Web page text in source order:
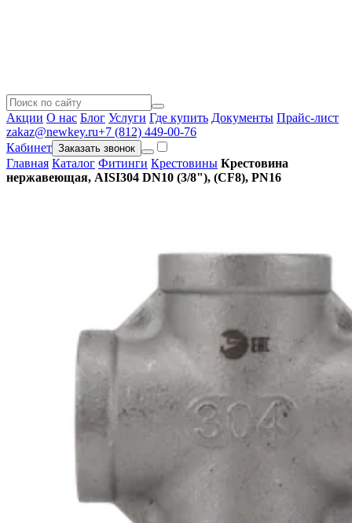
Акции О нас Блог Услуги Где купить Документы Прайс-лист
zakaz@newkey.ru+7 (812) 449-00-76
Кабинет Заказать звонок
Главная Каталог Фитинги Крестовины Крестовина
нержавеющая, AISI304 DN10 (3/8"), (CF8), PN16